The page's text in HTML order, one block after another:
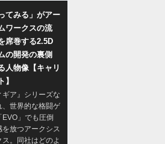
てみる」がアー
ワークスの流
席巻する2.5D
の開発の裏側
人物像【キャリ
】
ギア』シリーズな
、世界的な格闘ゲ
EVO」でも圧倒
を放つアークシス
ス。同社はどのよ